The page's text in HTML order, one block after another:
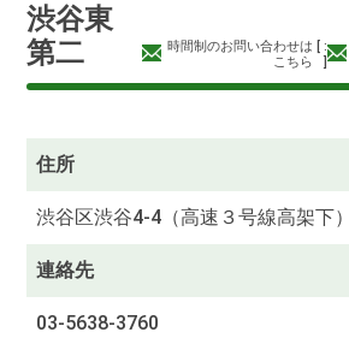
渋谷東
第二
時間制のお問い合わせは
こちら
[:
]
住所
渋谷区渋谷4-4（高速３号線高架下）
連絡先
03-5638-3760